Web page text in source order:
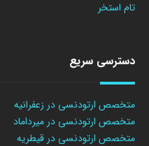
تام استخر
دسترسی سریع
متخصص ارتودنسی در زعفرانیه
متخصص ارتودنسی در میرداماد
متخصص ارتودنسی در قیطریه